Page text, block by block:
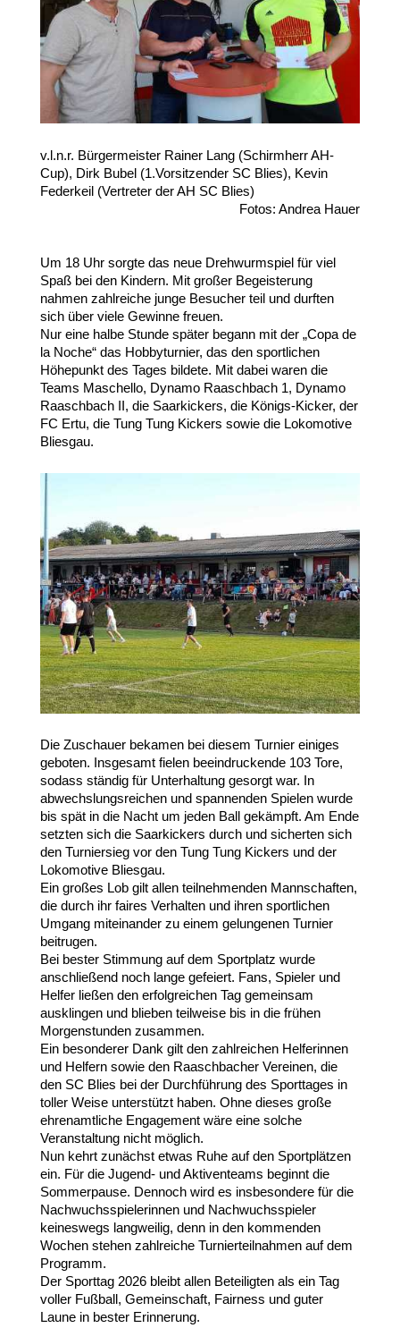
v.l.n.r. Bürgermeister Rainer Lang (Schirmherr AH-
Cup), Dirk Bubel (1.Vorsitzender SC Blies), Kevin
Federkeil (Vertreter der AH SC Blies)
Fotos: Andrea Hauer
Um 18 Uhr sorgte das neue Drehwurmspiel für viel
Spaß bei den Kindern. Mit großer Begeisterung
nahmen zahlreiche junge Besucher teil und durften
sich über viele Gewinne freuen.
Nur eine halbe Stunde später begann mit der „Copa de
la Noche“ das Hobbyturnier, das den sportlichen
Höhepunkt des Tages bildete. Mit dabei waren die
Teams Maschello, Dynamo Raaschbach 1, Dynamo
Raaschbach II, die Saarkickers, die Königs-Kicker, der
FC Ertu, die Tung Tung Kickers sowie die Lokomotive
Bliesgau.
Die Zuschauer bekamen bei diesem Turnier einiges
geboten. Insgesamt fielen beeindruckende 103 Tore,
sodass ständig für Unterhaltung gesorgt war. In
abwechslungsreichen und spannenden Spielen wurde
bis spät in die Nacht um jeden Ball gekämpft. Am Ende
setzten sich die Saarkickers durch und sicherten sich
den Turniersieg vor den Tung Tung Kickers und der
Lokomotive Bliesgau.
Ein großes Lob gilt allen teilnehmenden Mannschaften,
die durch ihr faires Verhalten und ihren sportlichen
Umgang miteinander zu einem gelungenen Turnier
beitrugen.
Bei bester Stimmung auf dem Sportplatz wurde
anschließend noch lange gefeiert. Fans, Spieler und
Helfer ließen den erfolgreichen Tag gemeinsam
ausklingen und blieben teilweise bis in die frühen
Morgenstunden zusammen.
Ein besonderer Dank gilt den zahlreichen Helferinnen
und Helfern sowie den Raaschbacher Vereinen, die
den SC Blies bei der Durchführung des Sporttages in
toller Weise unterstützt haben. Ohne dieses große
ehrenamtliche Engagement wäre eine solche
Veranstaltung nicht möglich.
Nun kehrt zunächst etwas Ruhe auf den Sportplätzen
ein. Für die Jugend- und Aktiventeams beginnt die
Sommerpause. Dennoch wird es insbesondere für die
Nachwuchsspielerinnen und Nachwuchsspieler
keineswegs langweilig, denn in den kommenden
Wochen stehen zahlreiche Turnierteilnahmen auf dem
Programm.
Der Sporttag 2026 bleibt allen Beteiligten als ein Tag
voller Fußball, Gemeinschaft, Fairness und guter
Laune in bester Erinnerung.